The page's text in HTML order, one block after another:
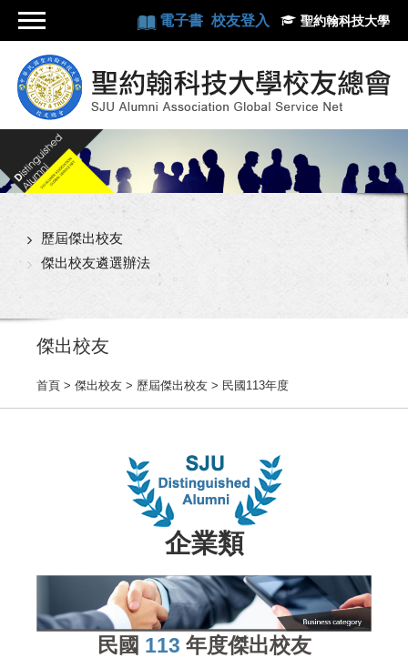
電子書 校友登入 聖約翰科技大學
歷屆傑出校友
傑出校友遴選辦法
傑出校友
首頁 > 傑出校友 > 歷屆傑出校友 > 民國113年度
企業類
民國 113 年度傑出校友